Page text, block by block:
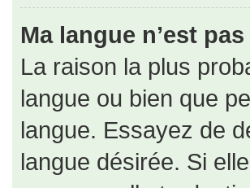
Ma langue n’est
La raison la plus
langue ou bien que
langue. Essayez de
langue désirée. Si